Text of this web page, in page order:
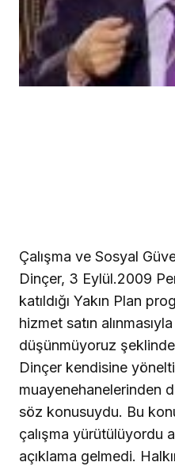
Çalışma ve Sosyal
Dinçer, 3 Eylül.2009
katıldığı Yakın Plan
hizmet satın
düşünmüyoruz
Dinçer kendisine
muayenehanelerinden
söz konusuydu. Bu
çalışma yürütülüyordu
açıklama gelmedi.